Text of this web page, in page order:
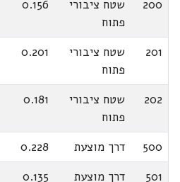
200
שטח ציבורי
פתוח
0.156
201
שטח ציבורי
פתוח
0.201
202
שטח ציבורי
פתוח
0.181
500 דרך מוצעת
0.228
501
דרך מוצעת
0.135